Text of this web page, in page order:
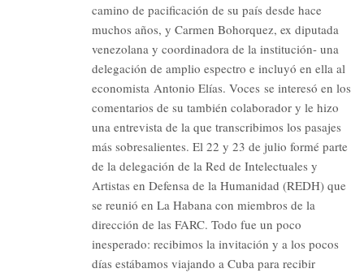
camino de pacificación de su país desde hace
muchos años, y Carmen Bohorquez, ex diputada
venezolana y coordinadora de la institución- una
delegación de amplio espectro e incluyó en ella al
economista Antonio Elías. Voces se interesó en los
comentarios de su también colaborador y le hizo
una entrevista de la que transcribimos los pasajes
más sobresalientes. El 22 y 23 de julio formé parte
de la delegación de la Red de Intelectuales y
Artistas en Defensa de la Humanidad (REDH) que
se reunió en La Habana con miembros de la
dirección de las FARC. Todo fue un poco
inesperado: recibimos la invitación y a los pocos
días estábamos viajando a Cuba para recibir